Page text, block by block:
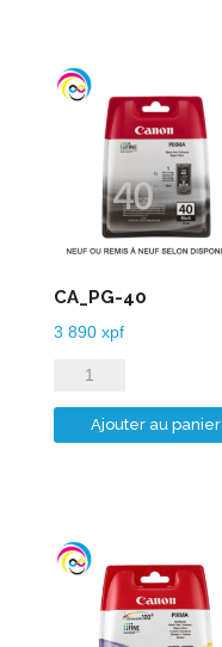
CA_PG-40
3 890 xpf
quantité
de
CA_PG-
Ajouter au panier